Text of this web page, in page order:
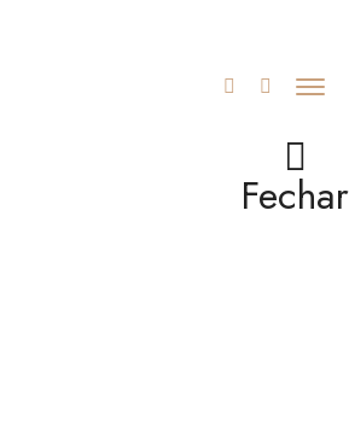
Fechar